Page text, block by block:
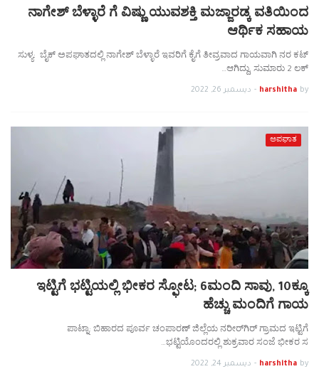
ನಾಗೇಶ್ ಬೆಳ್ಳಾರೆ ಗೆ ವಿಷ್ಣು ಯುವಶಕ್ತಿ ಮಜ್ಜಾರಡ್ಕ ವತಿಯಿಂದ
ಆರ್ಥಿಕ ಸಹಾಯ
ಸುಳ್ಯ: ಬೈಕ್ ಅಪಘಾತದಲ್ಲಿ ನಾಗೇಶ್ ಬೆಳ್ಳಾರೆ ಇವರಿಗೆ ಕೈಗೆ ತೀವ್ರವಾದ ಗಾಯವಾಗಿ ನರ ಕಟ್
ಆಗಿದ್ದು, ಸುಮಾರು 2 ಲಕ್…
by
harshitha
- ديسمبر 26, 2022
ಅಪಘಾತ
ಇಟ್ಟಿಗೆ ಭಟ್ಟಿಯಲ್ಲಿ ಭೀಕರ ಸ್ಫೋಟ; 6ಮಂದಿ ಸಾವು, 10ಕ್ಕೂ
ಹೆಚ್ಚು ಮಂದಿಗೆ ಗಾಯ
ಪಾಟ್ನಾ: ಬಿಹಾರದ ಪೂರ್ವ ಚಂಪಾರಣ್ ಜಿಲ್ಲೆಯ ನರೀರ್‌ಗಿರ್ ಗ್ರಾಮದ ಇಟ್ಟಿಗೆ
ಭಟ್ಟಿಯೊಂದರಲ್ಲಿ ಶುಕ್ರವಾರ ಸಂಜೆ ಭೀಕರ ಸ…
by
harshitha
- ديسمبر 24, 2022